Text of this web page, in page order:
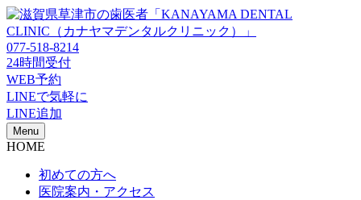
077-518-8214
24時間受付
WEB予約
LINEで気軽に
LINE追加
Menu
HOME
初めての方へ
医院案内・アクセス